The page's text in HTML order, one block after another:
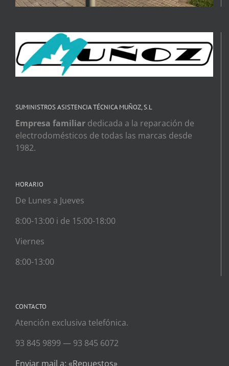
SUMINISTROS ASISTENCIA TÉCNICA MUÑOZ, S.L
Empresa familiar dedicada a la reparación de
electrodomésticos de todas las marcas desde
1982.
HORARIO
De Lunes a Jueves
8:00-13:00 i de 15:00-18:00
Viernes
8:00-13:00
CONTACTO
Atención exclusiva telefónica.
93 845 9899 — 93 845 6072
Enviar mail a: «Repuestos»